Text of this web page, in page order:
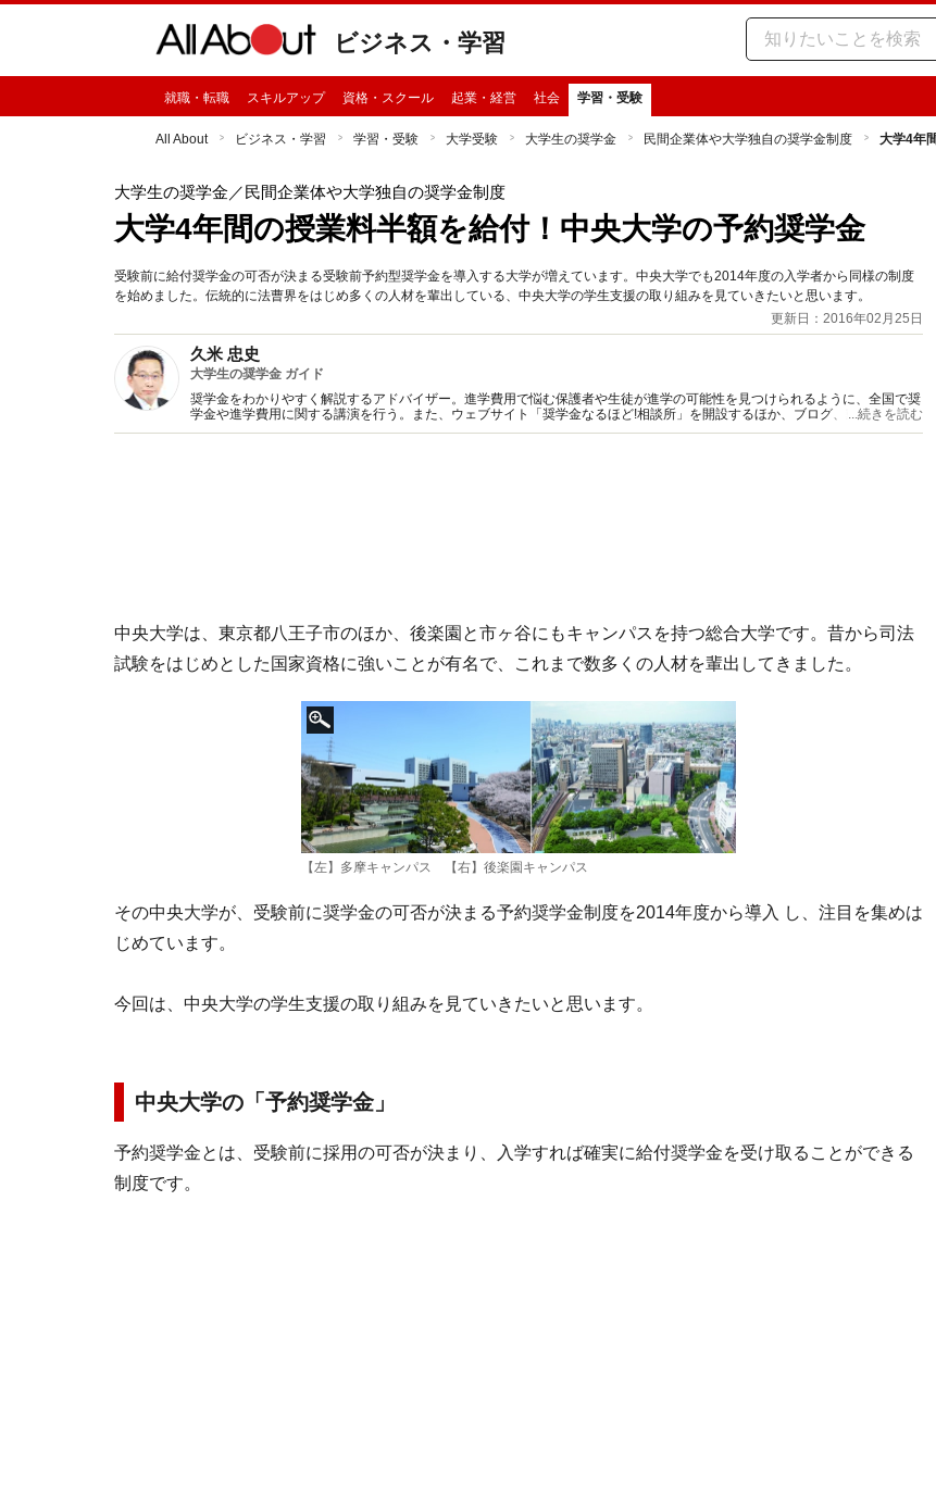
ビジネス・学習
就職・転職 スキルアップ 資格・スクール 起業・経営 社会 学習・受験
All About ビジネス・学習 学習・受験 大学受験 大学生の奨学金 民間企業体や大学独自の奨学金制度 大学4年
大学生の奨学金 ／民間企業体や大学独自の奨学金制度
大学4年間の授業料半額を給付！中央大学の予約奨学金
受験前に給付奨学金の可否が決まる受験前予約型奨学金を導入する大学が増えています。中央大学でも2014年度の入学者から同様の制度
を始めました。伝統的に法曹界をはじめ多くの人材を輩出している、中央大学の学生支援の取り組みを見ていきたいと思います。
更新日：2016年02月25日
久米 忠史
大学生の奨学金 ガイド
奨学金をわかりやすく解説するアドバイザー。進学費用で悩む保護者や生徒が進学の可能性を見つけられるように、全国で奨
学金や進学費用に関する講演を行う。また、ウェブサイト「奨学金なるほど!相談所」を開設するほか、ブログ、動画などを
活用して積極的に情報発信を行っている。
...続きを読む
中央大学は、東京都八王子市のほか、後楽園と市ヶ谷にもキャンパスを持つ総合大学です。昔から司法
試験をはじめとした国家資格に強いことが有名で、これまで数多くの人材を輩出してきました。
【左】多摩キャンパス 【右】後楽園キャンパス
その中央大学が、受験前に奨学金の可否が決まる予約奨学金制度を2014年度から導入 し、注目を集めは
じめています。
今回は、中央大学の学生支援の取り組みを見ていきたいと思います。
中央大学の「予約奨学金」
予約奨学金とは、受験前に採用の可否が決まり、入学すれば確実に給付奨学金を受け取ることができる
制度です。